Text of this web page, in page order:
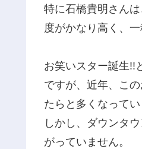
特に石橋貴明さん
度がかなり高く、一
お笑いスター誕生!!
ですが、近年、こ
たらと多くなってい
しかし、ダウンタ
がっていません。